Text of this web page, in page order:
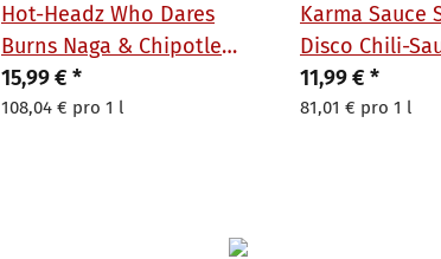
Hot-Headz Who Dares
Burns Naga & Chipotle
Sauce 148 ml
15,99 €*
108,04 € pro 1 l
Karma Sauce
Disco Chili-
11,99 €*
81,01 € pro 1 l